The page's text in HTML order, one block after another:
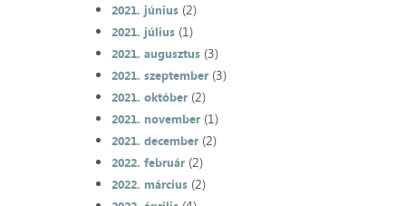
2021. június(2)
2021. július(1)
2021. augusztus(3)
2021. szeptember(3)
2021. október(2)
2021. november(1)
2021. december(2)
2022. február(2)
2022. március(2)